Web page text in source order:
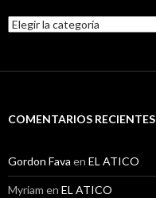
Categorías
COMENTARIOS RECIENTES
Gordon Fava en EL ATICO
Myriam en EL ATICO